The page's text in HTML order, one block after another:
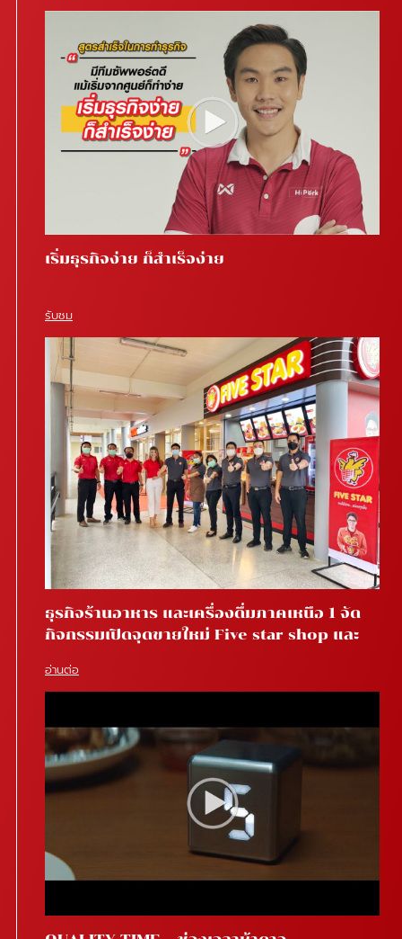
เริ่มธุรกิจง่าย ก็สำเร็จง่าย
รับชม
ธุรกิจร้านอาหาร และเครื่องดื่มภาคเหนือ 1 จัด
กิจกรรมเปิดจุดขายใหม่ Five star shop และ
อ่านต่อ